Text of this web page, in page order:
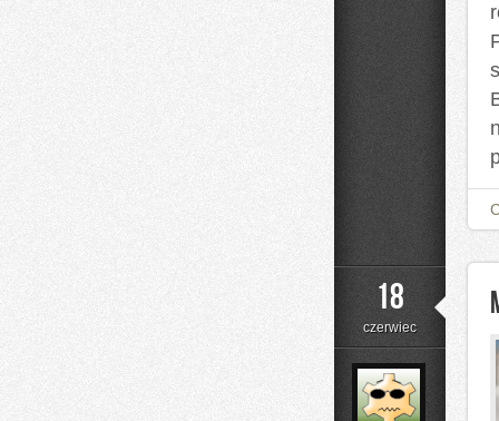
18
czerwiec